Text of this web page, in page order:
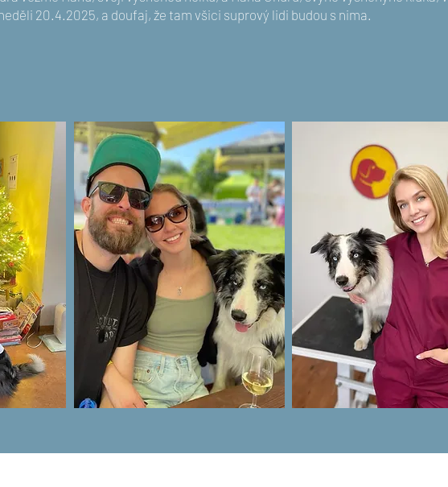
20.4.2025, a doufaj, že tam všici suprový lidi budou s nima.